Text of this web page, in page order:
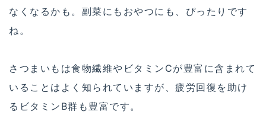
なくなるかも。副菜にもおやつにも、ぴったりです
ね。
さつまいもは食物繊維やビタミンCが豊富に含まれて
いることはよく知られていますが、疲労回復を助け
るビタミンB群も豊富です。